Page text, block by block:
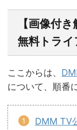
【画像付き
無料トラ
ここからは、
について、順番
DMM TV